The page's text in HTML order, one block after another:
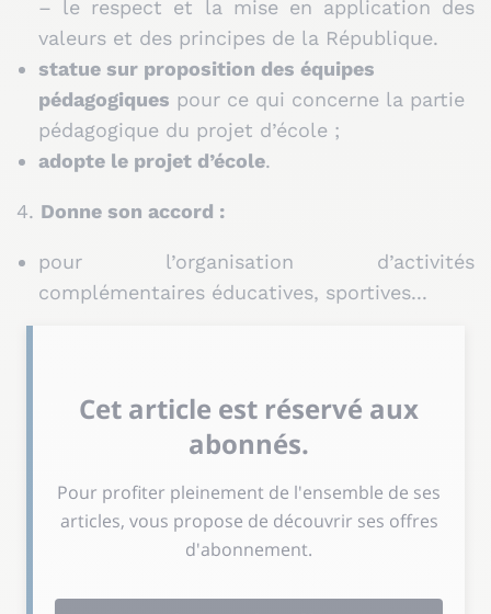
– le respect et la mise en application des
valeurs et des principes de la République.
statue sur proposition des équipes
pédagogiques pour ce qui concerne la partie
pédagogique du projet d’école ;
adopte le projet d’école.
4. Donne son accord :
pour l’organisation d’activités
complémentaires éducatives, sportives...